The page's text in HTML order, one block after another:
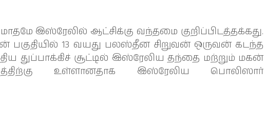
இஸ்ரேலில் ஆட்சிக்கு வந்தமை குறிப்பிடத்தக்கது.
பகுதியில் 13 வயது பலஸ்தீன சிறுவன் ஒருவன் கடந்த
துப்பாக்கிச் சூட்டில் இஸ்ரேலிய தந்தை மற்றும் மகன்
உள்ளானதாக இஸ்ரேலிய பொலிஸார்